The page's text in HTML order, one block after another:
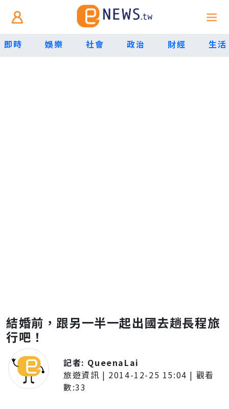
即時 娛樂 社會 政治 財經 生活
結婚前，跟另一半一起出國去趟長程旅
行吧！
記者: QueenaLai
旅遊資訊 | 2014-12-25 15:04 | 觀看
數:33